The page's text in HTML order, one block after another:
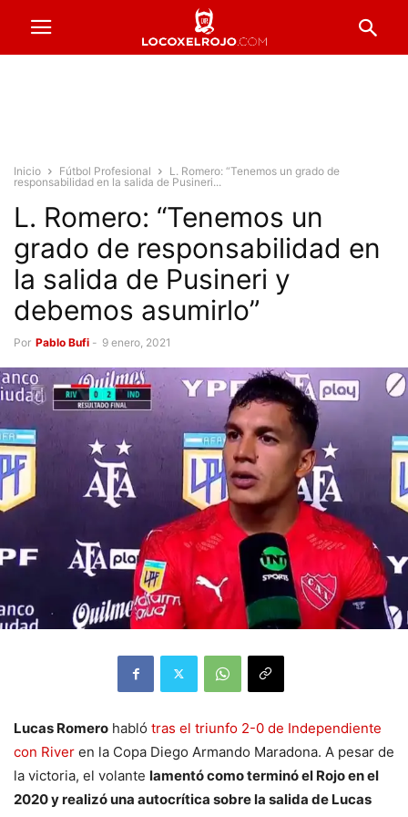
Inicio Fútbol Profesional
L. Romero: “Tenemos un grado de
responsabilidad en la salida de Pusineri...
L. Romero: “Tenemos un
grado de responsabilidad en
la salida de Pusineri y
debemos asumirlo”
Por Pablo Bufi - 9 enero, 2021
Lucas Romero habló tras el triunfo 2-0 de Independiente
con River en la Copa Diego Armando Maradona. A pesar de
la victoria, el volante lamentó como terminó el Rojo en el
2020 y realizó una autocrítica sobre la salida de Lucas